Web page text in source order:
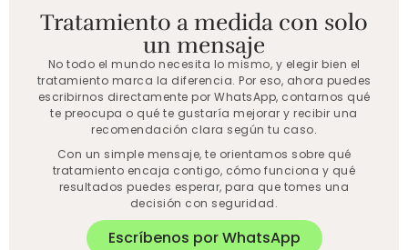
Tratamiento a medida con solo
un mensaje
No todo el mundo necesita lo mismo, y elegir bien el
tratamiento marca la diferencia. Por eso, ahora puedes
escribirnos directamente por WhatsApp, contarnos qué
te preocupa o qué te gustaría mejorar y recibir una
recomendación clara según tu caso.
Con un simple mensaje, te orientamos sobre qué
tratamiento encaja contigo, cómo funciona y qué
resultados puedes esperar, para que tomes una
decisión con seguridad.
Escríbenos por WhatsApp